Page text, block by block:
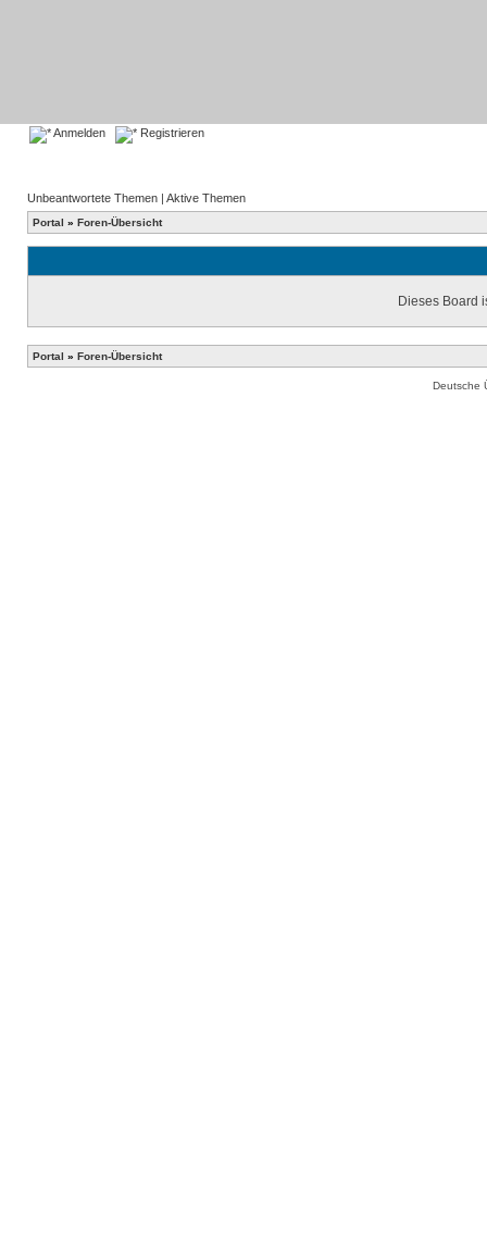
Anmelden Registrieren
Unbeantwortete Themen | Aktive Themen
Portal » Foren-Übersicht
Dieses Board
Portal » Foren-Übersicht
Deutsche